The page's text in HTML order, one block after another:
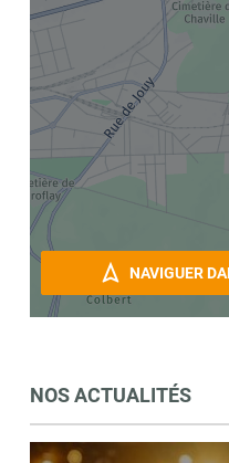
NAVIGUER
NOS ACTUALITÉS